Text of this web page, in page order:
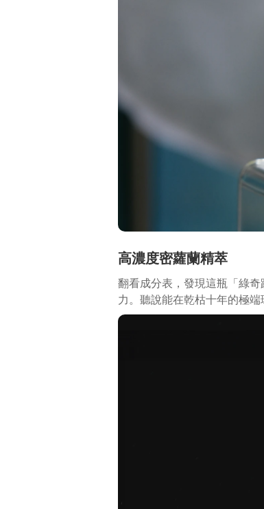
高濃度密蘿蘭精萃
翻看成分表，發現這瓶「綠
力。聽說能在乾枯十年的極端